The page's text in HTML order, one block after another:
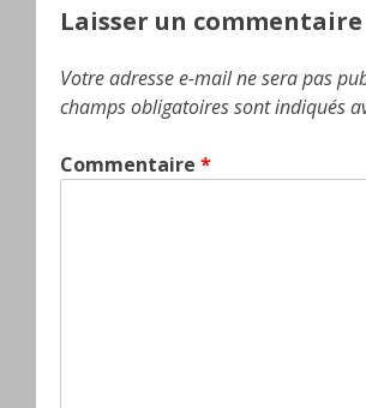
l’article
Laisser un commentaire
Votre adresse e-mail ne sera pas
champs obligatoires sont indiqués
Commentaire *